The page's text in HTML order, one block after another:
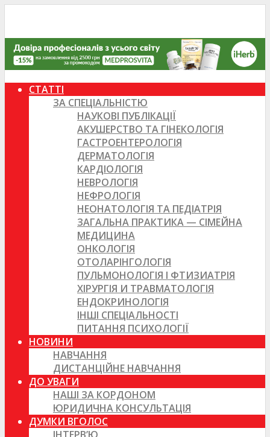
СТАТТІ
ЗА СПЕЦІАЛЬНІСТЮ
НАУКОВІ ПУБЛІКАЦІЇ
АКУШЕРСТВО ТА ГІНЕКОЛОГІЯ
ГАСТРОЕНТЕРОЛОГІЯ
ДЕРМАТОЛОГІЯ
КАРДІОЛОГІЯ
НЕВРОЛОГІЯ
НЕФРОЛОГІЯ
НЕОНАТОЛОГІЯ ТА ПЕДІАТРІЯ
ЗАГАЛЬНА ПРАКТИКА — СІМЕЙНА
МЕДИЦИНА
ОНКОЛОГІЯ
ОТОЛАРІНГОЛОГІЯ
ПУЛЬМОНОЛОГІЯ І ФТИЗИАТРІЯ
ХІРУРГІЯ И ТРАВМАТОЛОГІЯ
ЕНДОКРИНОЛОГІЯ
ІНШІ СПЕЦІАЛЬНОСТІ
ПИТАННЯ ПСИХОЛОГІЇ
НОВИНИ
НАВЧАННЯ
ДИСТАНЦІЙНЕ НАВЧАННЯ
ДО УВАГИ
НАШІ ЗА КОРДОНОМ
ЮРИДИЧНА КОНСУЛЬТАЦІЯ
ДУМКИ ВГОЛОС